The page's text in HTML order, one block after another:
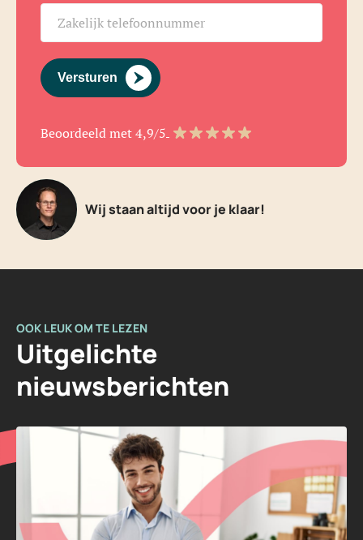
Versturen
Beoordeeld met 4,9/5
Wij staan altijd voor je klaar!
OOK LEUK OM TE LEZEN
Uitgelichte
nieuwsberichten